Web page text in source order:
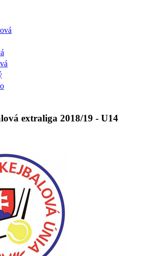
extraliga 2018/19 - U14